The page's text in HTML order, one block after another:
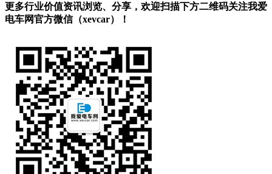
更多行业价值资讯浏览、分享，欢迎扫描下方二维码关注我爱
电车网官方微信（xevcar）！